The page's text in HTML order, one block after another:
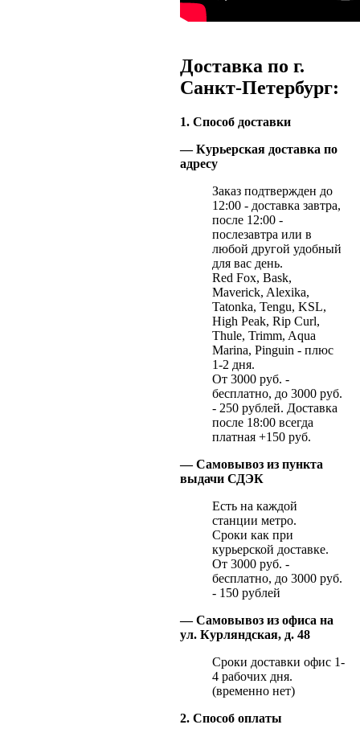
Доставка по г.
Санкт-Петербург:
1. Способ доставки
— Курьерская доставка по
адресу
Заказ подтвержден до
12:00 - доставка завтра,
после 12:00 -
послезавтра или в
любой другой удобный
для вас день.
Red Fox, Bask,
Maverick, Alexika,
Tatonka, Tengu, KSL,
High Peak, Rip Curl,
Thule, Trimm, Aqua
Marina, Pinguin - плюс
1-2 дня.
От 3000 руб. -
бесплатно, до 3000 руб.
- 250 рублей. Доставка
после 18:00 всегда
платная +150 руб.
— Самовывоз из пункта
выдачи СДЭК
Есть на каждой
станции метро.
Сроки как при
курьерской доставке.
От 3000 руб. -
бесплатно, до 3000 руб.
- 150 рублей
— Самовывоз из офиса на
ул. Курляндская, д. 48
Сроки доставки офис 1-
4 рабочих дня.
(временно нет)
2. Способ оплаты